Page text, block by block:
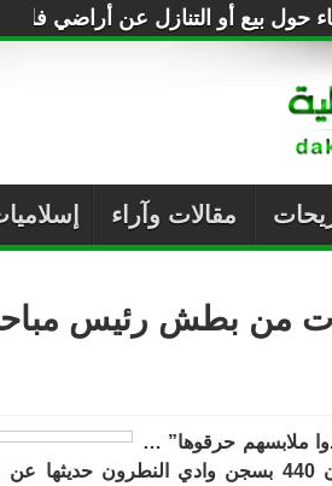
حول بيع أو التنازل عن أراضي
مقالات وآراء
من بطش رئيس
ملابسهم حرقوها” …
هكذا بدأت زوجة أحد معتقلي الدقهلية بليمان 440 بسجن وادي النطرون